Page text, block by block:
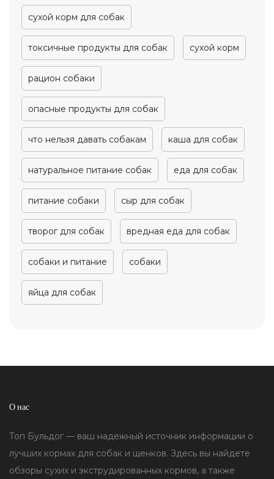
сухой корм для собак
токсичные продукты для собак сухой корм
рацион собаки
опасные продукты для собак
что нельзя давать собакам каша для собак
натуральное питание собак еда для собак
питание собаки сыр для собак
творог для собак вредная еда для собак
собаки и питание собаки
яйца для собак
О нас
Топ Бульдог — ваш надежный источник информации о
лучших кормах для собак и щенков. Здесь вы найдете
обзоры сухих и экструдированных кормов, а также